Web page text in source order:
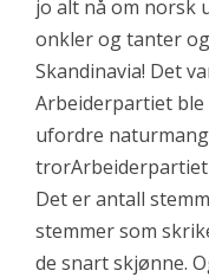
jo alt nå om norsk
onkler og tanter
Skandinavia! Det
Arbeiderpartiet ble
ufordre
trorArbeiderpartiet
Det er antall
stemmer som
de snart skjønne.